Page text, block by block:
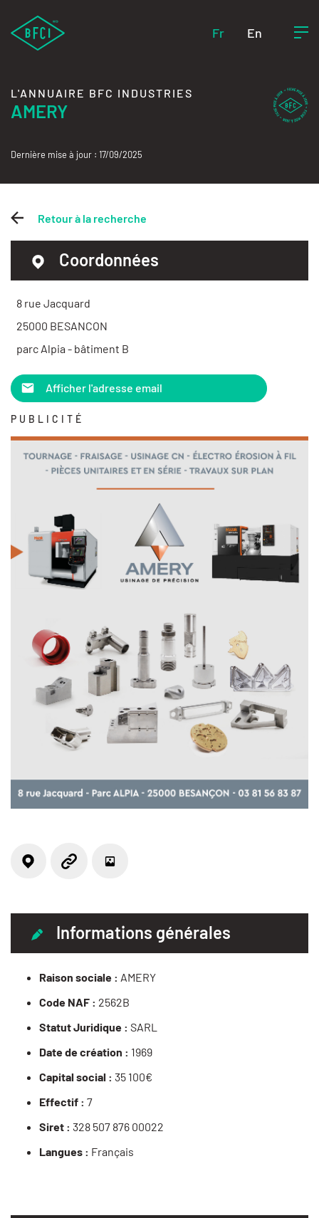
Fr En
L'ANNUAIRE BFC INDUSTRIES
AMERY
Dernière mise à jour : 17/09/2025
Retour à la recherche
Coordonnées
8 rue Jacquard
25000 BESANCON
parc Alpia - bâtiment B
Afficher l'adresse email
PUBLICITÉ
Localisation
Informations générales
Raison sociale : AMERY
Code NAF : 2562B
Statut Juridique : SARL
Date de création : 1969
Capital social : 35 100€
Effectif : 7
Siret : 328 507 876 00022
Langues : Français